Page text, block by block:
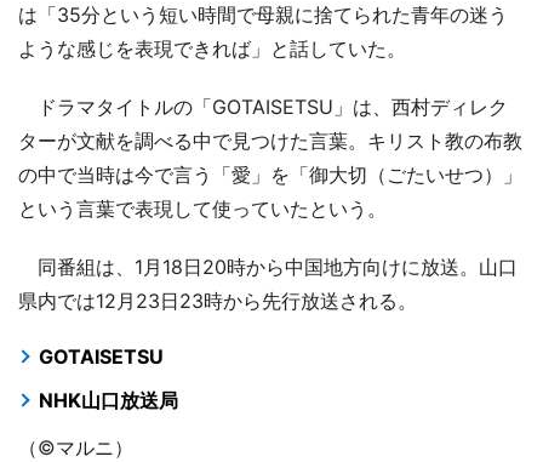
は「35分という短い時間で母親に捨てられた青年の迷う
ような感じを表現できれば」と話していた。
ドラマタイトルの「GOTAISETSU」は、西村ディレク
ターが文献を調べる中で見つけた言葉。キリスト教の布教
の中で当時は今で言う「愛」を「御大切（ごたいせつ）」
という言葉で表現して使っていたという。
同番組は、1月18日20時から中国地方向けに放送。山口
県内では12月23日23時から先行放送される。
GOTAISETSU
NHK山口放送局
（©マルニ）